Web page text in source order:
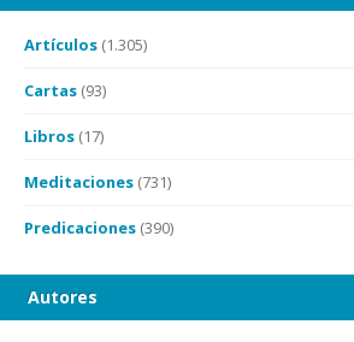
Artículos (1.305)
Cartas (93)
Libros (17)
Meditaciones (731)
Predicaciones (390)
Autores